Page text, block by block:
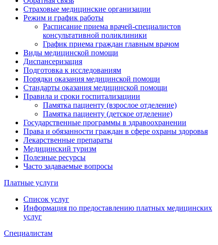
Страховые медицинские организации
Режим и график работы
Расписание приема врачей-специалистов
консультативной поликлиники
График приема граждан главным врачом
Виды медицинской помощи
Диспансеризация
Подготовка к исследованиям
Порядки оказания медицинской помощи
Стандарты оказания медицинской помощи
Правила и сроки госпитализациии
Памятка пациенту (взрослое отделение)
Памятка пациенту (детское отделение)
Государственные программы в здравоохранении
Права и обязанности граждан в сфере охраны здоровья
Лекарственные препараты
Медицинский туризм
Полезные ресурсы
Часто задаваемые вопросы
Платные услуги
Список услуг
Информация по предоставлению платных медицинских
услуг
Специалистам